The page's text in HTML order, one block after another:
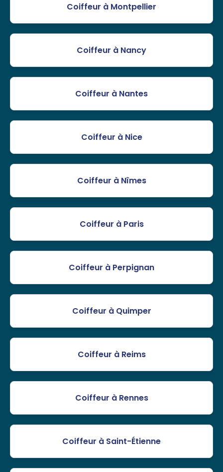
Coiffeur à Montpellier
Coiffeur à Nancy
Coiffeur à Nantes
Coiffeur à Nice
Coiffeur à Nîmes
Coiffeur à Paris
Coiffeur à Perpignan
Coiffeur à Quimper
Coiffeur à Reims
Coiffeur à Rennes
Coiffeur à Saint-Étienne